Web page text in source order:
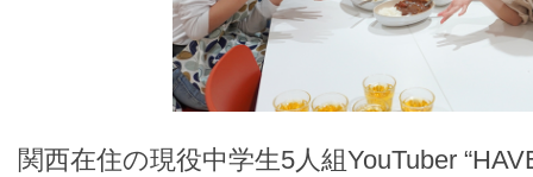
関西在住の現役中学生5人組YouTuber